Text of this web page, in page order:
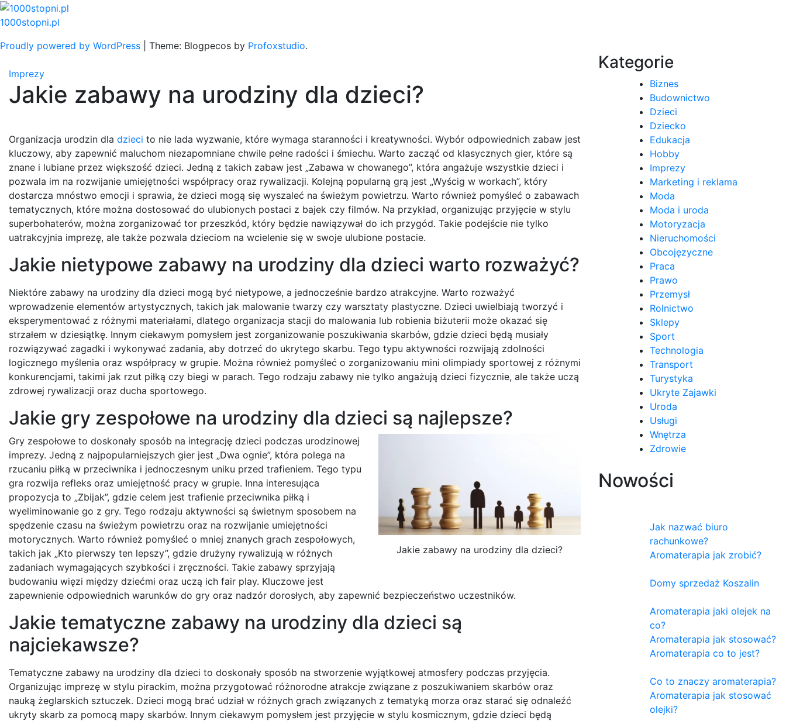
Skip
to
1000stopni.pl
Proudly powered by WordPress
Theme: Blogpecos by Profoxstudio.
Imprezy
Jakie zabawy na urodziny dla dzieci?
Organizacja urodzin dla dzieci to nie lada wyzwanie, które wymaga staranności i kreatywności. Wybór odpowiednich zabaw jest
kluczowy, aby zapewnić maluchom niezapomniane chwile pełne radości i śmiechu. Warto zacząć od klasycznych gier, które są
znane i lubiane przez większość dzieci. Jedną z takich zabaw jest „Zabawa w chowanego”, która angażuje wszystkie dzieci i
pozwala im na rozwijanie umiejętności współpracy oraz rywalizacji. Kolejną popularną grą jest „Wyścig w workach”, który
dostarcza mnóstwo emocji i sprawia, że dzieci mogą się wyszaleć na świeżym powietrzu. Warto również pomyśleć o zabawach
tematycznych, które można dostosować do ulubionych postaci z bajek czy filmów. Na przykład, organizując przyjęcie w stylu
superbohaterów, można zorganizować tor przeszkód, który będzie nawiązywał do ich przygód. Takie podejście nie tylko
uatrakcyjnia imprezę, ale także pozwala dzieciom na wcielenie się w swoje ulubione postacie.
Jakie nietypowe zabawy na urodziny dla dzieci warto rozważyć?
Niektóre zabawy na urodziny dla dzieci mogą być nietypowe, a jednocześnie bardzo atrakcyjne. Warto rozważyć
wprowadzenie elementów artystycznych, takich jak malowanie twarzy czy warsztaty plastyczne. Dzieci uwielbiają tworzyć i
eksperymentować z różnymi materiałami, dlatego organizacja stacji do malowania lub robienia biżuterii może okazać się
strzałem w dziesiątkę. Innym ciekawym pomysłem jest zorganizowanie poszukiwania skarbów, gdzie dzieci będą musiały
rozwiązywać zagadki i wykonywać zadania, aby dotrzeć do ukrytego skarbu. Tego typu aktywności rozwijają zdolności
logicznego myślenia oraz współpracy w grupie. Można również pomyśleć o zorganizowaniu mini olimpiady sportowej z różnymi
konkurencjami, takimi jak rzut piłką czy biegi w parach. Tego rodzaju zabawy nie tylko angażują dzieci fizycznie, ale także uczą
zdrowej rywalizacji oraz ducha sportowego.
Jakie gry zespołowe na urodziny dla dzieci są najlepsze?
Jakie zabawy na urodziny dla dzieci?
Gry zespołowe to doskonały sposób na integrację dzieci podczas urodzinowej
imprezy. Jedną z najpopularniejszych gier jest „Dwa ognie”, która polega na
rzucaniu piłką w przeciwnika i jednoczesnym uniku przed trafieniem. Tego typu
gra rozwija refleks oraz umiejętność pracy w grupie. Inna interesująca
propozycja to „Zbijak”, gdzie celem jest trafienie przeciwnika piłką i
wyeliminowanie go z gry. Tego rodzaju aktywności są świetnym sposobem na
spędzenie czasu na świeżym powietrzu oraz na rozwijanie umiejętności
motorycznych. Warto również pomyśleć o mniej znanych grach zespołowych,
takich jak „Kto pierwszy ten lepszy”, gdzie drużyny rywalizują w różnych
zadaniach wymagających szybkości i zręczności. Takie zabawy sprzyjają
budowaniu więzi między dziećmi oraz uczą ich fair play. Kluczowe jest
zapewnienie odpowiednich warunków do gry oraz nadzór dorosłych, aby zapewnić bezpieczeństwo uczestników.
Jakie tematyczne zabawy na urodziny dla dzieci są
najciekawsze?
Tematyczne zabawy na urodziny dla dzieci to doskonały sposób na stworzenie wyjątkowej atmosfery podczas przyjęcia.
Organizując imprezę w stylu pirackim, można przygotować różnorodne atrakcje związane z poszukiwaniem skarbów oraz
nauką żeglarskich sztuczek. Dzieci mogą brać udział w różnych grach związanych z tematyką morza oraz starać się odnaleźć
ukryty skarb za pomocą mapy skarbów. Innym ciekawym pomysłem jest przyjęcie w stylu kosmicznym, gdzie dzieci będą
Kategorie
Biznes
Budownictwo
Dzieci
Dziecko
Edukacja
Hobby
Imprezy
Marketing i reklama
Moda
Moda i uroda
Motoryzacja
Nieruchomości
Obcojęzyczne
Praca
Prawo
Przemysł
Rolnictwo
Sklepy
Sport
Technologia
Transport
Turystyka
Ukryte Zajawki
Uroda
Usługi
Wnętrza
Zdrowie
Nowości
Jak nazwać biuro
rachunkowe?
Aromaterapia jak zrobić?
Domy sprzedaż Koszalin
Aromaterapia jaki olejek na
co?
Aromaterapia jak stosować?
Aromaterapia co to jest?
Co to znaczy aromaterapia?
Aromaterapia jak stosować
olejki?